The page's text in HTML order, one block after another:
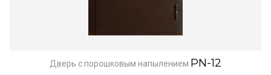
Дверь с порошковым напылением PN-12